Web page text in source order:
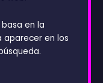
en la
aparecer en los